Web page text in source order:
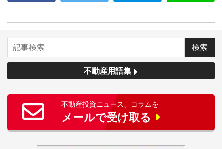
不動産用語集
不動産投資ニュース、コラムを
メールで受け取る